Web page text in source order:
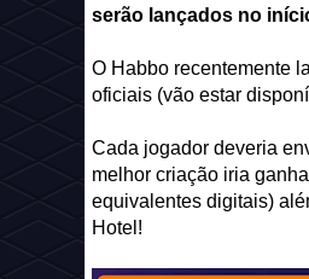
serão lançados no
O Habbo recentemente
oficiais (vão estar
Cada jogador deveria
melhor criação iria
equivalentes digitais)
Hotel!